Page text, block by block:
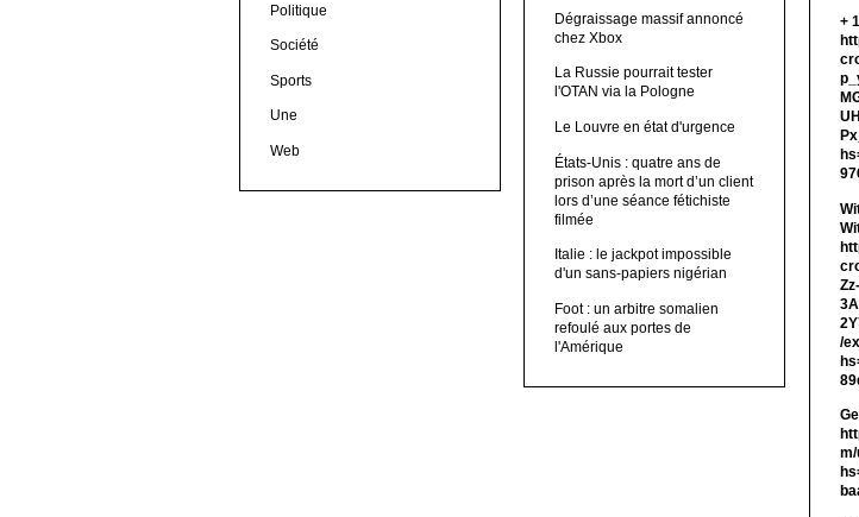
Politique
Société
Sports
Une
Web
Dégraissage massif annoncé
chez Xbox
La Russie pourrait tester
l'OTAN via la Pologne
Le Louvre en état d'urgence
États-Unis : quatre ans de
prison après la mort d’un client
lors d’une séance fétichiste
filmée
Italie : le jackpot impossible
d'un sans-papiers nigérian
Foot : un arbitre somalien
refoulé aux portes de
l'Amérique
+
Zz-
/
m/